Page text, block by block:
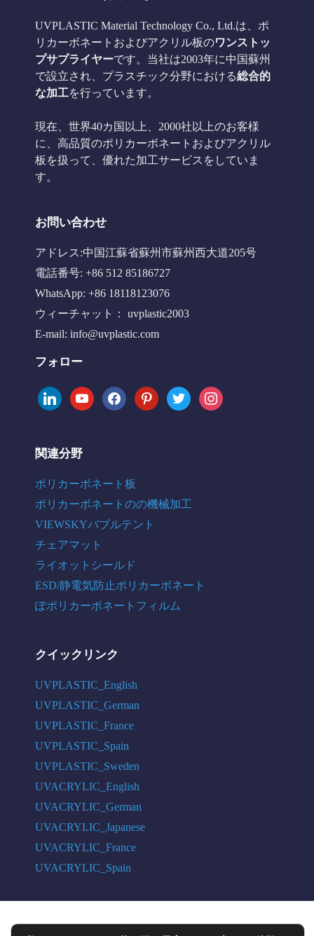
UVPLASTIC Material Technology Co., Ltd.は、ポ
リカーボネートおよびアクリル板のワンストッ
プサプライヤーです。当社は2003年に中国蘇州
で設立され、プラスチック分野における総合的
な加工を行っています。
現在、世界40カ国以上、2000社以上のお客様
に、高品質のポリカーボネートおよびアクリル
板を扱って、優れた加工サービスをしていま
す。
お問い合わせ
アドレス:中国江蘇省蘇州市蘇州西大道205号
電話番号: +86 512 85186727
WhatsApp: +86 18118123076
ウィーチャット： uvplastic2003
E-mail: info@uvplastic.com
フォロー
linkedinyoutubefacebookpinteresttwitter instagram
関連分野
ポリカーボネート板
ポリカーボネートのの機械加工
VIEWSKYバブルテント
チェアマット
ライオットシールド
ESD/静電気防止ポリカーボネート
ぽポリカーボネートフィルム
クイックリンク
UVPLASTIC_English
UVPLASTIC_German
UVPLASTIC_France
UVPLASTIC_Spain
UVPLASTIC_Sweden
UVACRYLIC_English
UVACRYLIC_German
UVACRYLIC_Japanese
UVACRYLIC_France
UVACRYLIC_Spain